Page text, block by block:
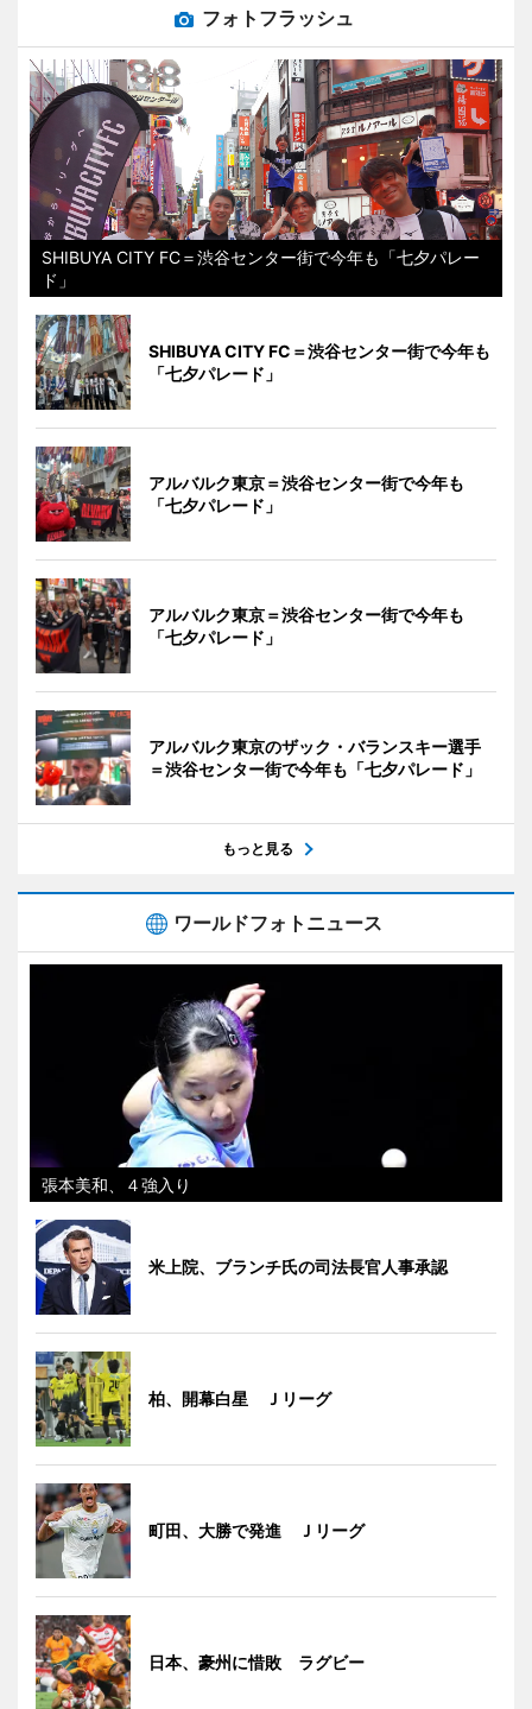
フォトフラッシュ
SHIBUYA CITY FC＝渋谷センター街で今年も「七夕パレー
ド」
SHIBUYA CITY FC＝渋谷センター街で今年も
「七夕パレード」
アルバルク東京＝渋谷センター街で今年も
「七夕パレード」
アルバルク東京＝渋谷センター街で今年も
「七夕パレード」
アルバルク東京のザック・バランスキー選手
＝渋谷センター街で今年も「七夕パレード」
もっと見る
ワールドフォトニュース
張本美和、４強入り
米上院、ブランチ氏の司法長官人事承認
柏、開幕白星 Ｊリーグ
町田、大勝で発進 Ｊリーグ
日本、豪州に惜敗 ラグビー